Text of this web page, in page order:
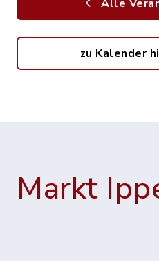
Alle
zu Kalender
Markt